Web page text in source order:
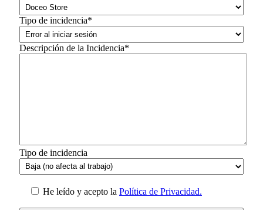
Tipo de incidencia*
Descripción de la Incidencia*
Tipo de incidencia
He leído y acepto la Política de Privacidad.